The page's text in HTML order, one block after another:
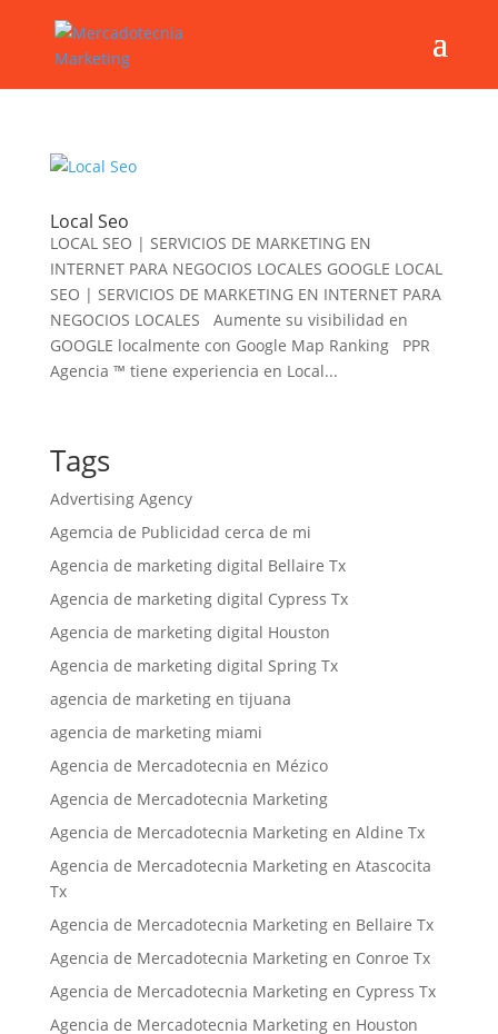
Local Seo
LOCAL SEO | SERVICIOS DE MARKETING EN
INTERNET PARA NEGOCIOS LOCALES GOOGLE LOCAL
SEO | SERVICIOS DE MARKETING EN INTERNET PARA
NEGOCIOS LOCALES Aumente su visibilidad en
GOOGLE localmente con Google Map Ranking PPR
Agencia ™ tiene experiencia en Local...
Tags
Advertising Agency
Agemcia de Publicidad cerca de mi
Agencia de marketing digital Bellaire Tx
Agencia de marketing digital Cypress Tx
Agencia de marketing digital Houston
Agencia de marketing digital Spring Tx
agencia de marketing en tijuana
agencia de marketing miami
Agencia de Mercadotecnia en Mézico
Agencia de Mercadotecnia Marketing
Agencia de Mercadotecnia Marketing en Aldine Tx
Agencia de Mercadotecnia Marketing en Atascocita
Tx
Agencia de Mercadotecnia Marketing en Bellaire Tx
Agencia de Mercadotecnia Marketing en Conroe Tx
Agencia de Mercadotecnia Marketing en Cypress Tx
Agencia de Mercadotecnia Marketing en Houston